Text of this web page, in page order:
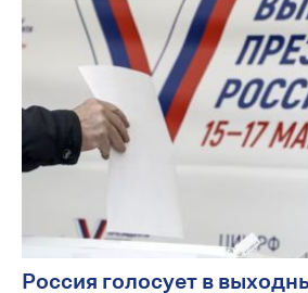
Россия голосует в